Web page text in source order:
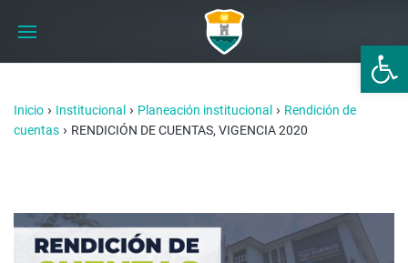
Abrir
Inicio › Institucional › Planeación institucional › Rendición de
cuentas › RENDICIÓN DE CUENTAS, VIGENCIA 2020